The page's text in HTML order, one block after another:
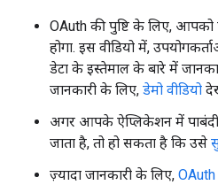
OAuth की पुष्टि के लिए, आपको
होगा. इस वीडियो में,
डेटा के इस्तेमाल के बारे में
जानकारी के लिए, डेमो वीडियो
अगर आपके ऐप्लिकेशन में पाबंदी
जाता है, तो हो सकता है कि उसे
ज़्यादा जानकारी के लिए,